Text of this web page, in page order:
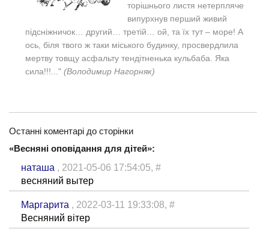
торішнього листя нетерпляче
випурхнув перший живий
підсніжничок… другий… третій… ой, та їх тут – море! А
ось, біля твого ж таки міського будинку, просвердлила
мертву товщу асфальту тендітненька кульбаба. Яка
сила!!!..." (Володимир Нагорняк)
Останні коментарі до сторінки
«Весняні оповідання для дітей»:
наташа , 2021-05-06 17:54:05, #
весняний вытер
Маргарита , 2022-03-11 19:33:08, #
Весняний вітер